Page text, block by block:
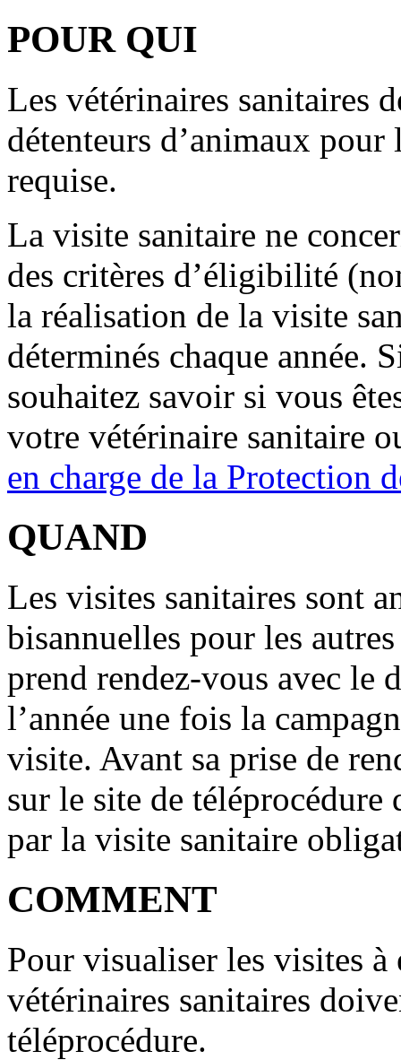
POUR QUI
Les vétérinaires sanitaires
détenteurs d’animaux
requise.
La visite sanitaire ne
des critères d’éligibilité
la réalisation de la visite
déterminés chaque année.
souhaitez savoir si vous
votre vétérinaire sanitaire
en charge de la Protection
QUAND
Les visites sanitaires sont
bisannuelles pour les
prend rendez-vous avec le
l’année une fois la
visite. Avant sa prise de
sur le site de téléprocédure
par la visite sanitaire
COMMENT
Pour visualiser les visites à
vétérinaires sanitaires
téléprocédure.